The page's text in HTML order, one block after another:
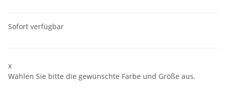
Sofort verfügbar
x
Wählen Sie bitte die gewünschte Farbe und Größe aus.